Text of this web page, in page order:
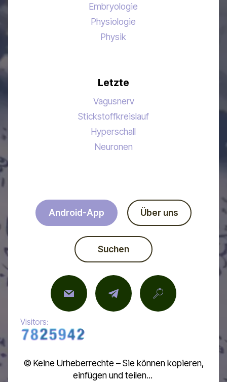
Embryologie
Physiologie
Physik
Letzte
Vagusnerv
Stickstoffkreislauf
Hyperschall
Neuronen
Android-App Über uns
Suchen
Visitors:
© Keine Urheberrechte – Sie können kopieren,
einfügen und teilen...